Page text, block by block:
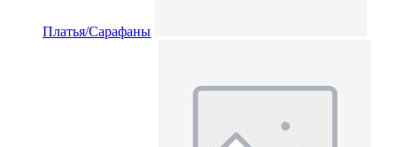
Платья/Сарафаны